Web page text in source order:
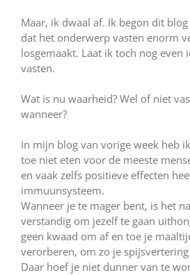
Maar, ik dwaal af. Ik begon dit
dat het onderwerp vasten enorm
losgemaakt. Laat ik toch nog even
vasten.
Wat is nu waarheid? Wel of niet
wanneer?
In mijn blog van vorige week heb
toe niet eten voor de meeste
en vaak zelfs positieve effecten
immuunsysteem.
Wanneer je te mager bent, is het
verstandig om jezelf te gaan
geen kwaad om af en toe je
verorberen, om zo je
Daar hoef je niet dunner van te